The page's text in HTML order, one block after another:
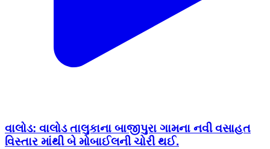
વાલોડ: વાલોડ તાલુકાના બાજીપુરા ગામના નવી વસાહત
વિસ્તાર માંથી બે મોબાઈલની ચોરી થઈ.